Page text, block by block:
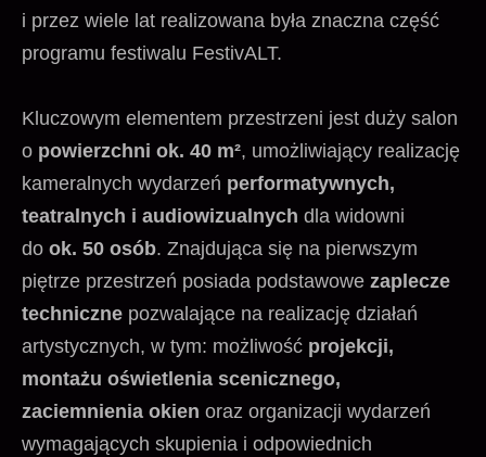
i przez wiele lat realizowana była znaczna część
programu festiwalu FestivALT.
Kluczowym elementem przestrzeni jest duży salon
o powierzchni ok. 40 m², umożliwiający realizację
kameralnych wydarzeń performatywnych,
teatralnych i audiowizualnych dla widowni
do ok. 50 osób. Znajdująca się na pierwszym
piętrze przestrzeń posiada podstawowe zaplecze
techniczne pozwalające na realizację działań
artystycznych, w tym: możliwość projekcji,
montażu oświetlenia scenicznego,
zaciemnienia okien oraz organizacji wydarzeń
wymagających skupienia i odpowiednich